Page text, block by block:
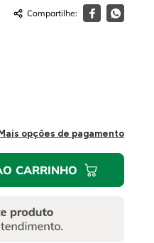
Mais opções de pagamento
CARRINHO